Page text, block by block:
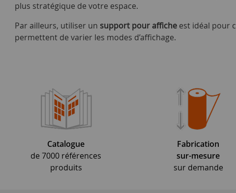
plus stratégique de votre espace.
Par ailleurs, utiliser un support pour affiche est idéal pour
permettent de varier les modes d’affichage.
Catalogue
de 7000 références
produits
Fabrication
sur-mesure
sur demande